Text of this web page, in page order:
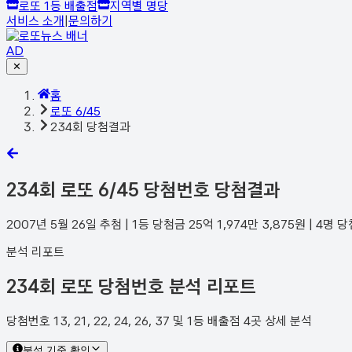
로또 1등 배출점
지역별 명당
서비스 소개|문의하기
AD
✕
홈
로또 6/45
234회 당첨결과
234회 로또 6/45 당첨번호 당첨결과
2007년 5월 26일 추첨 | 1등 당첨금 25억 1,974만 3,875원 | 4명 당
분석 리포트
234회 로또 당첨번호 분석 리포트
당첨번호 13, 21, 22, 24, 26, 37 및 1등 배출점 4곳 상세 분석